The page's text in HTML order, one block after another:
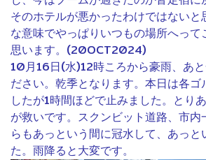
そのホテルが悪かったわけではない
な意味でやっぱりいつもの場所へって
思います。(20OCT2024)
10月16日(水)12時ころから豪雨、あ
ださい。乾季となります。本日は各ゴ
したが1時間ほどで止みました。とり
が救いです。スクンビット道路、市内
らもあっという間に冠水して、あっと
た。雨降ると大変です。